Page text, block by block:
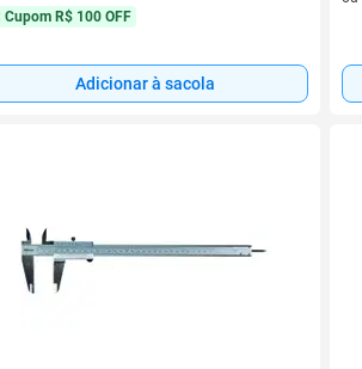
Cupom R$ 100 OFF
Adicionar à sacola